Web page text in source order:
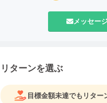
メッセー
リターンを選ぶ
目標金額未達でもリター